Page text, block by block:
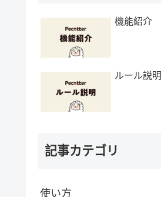
機能紹介
ルール説明
記事カテゴリ
使い方